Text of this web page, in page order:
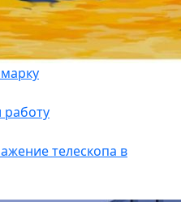
работу
телескопа в